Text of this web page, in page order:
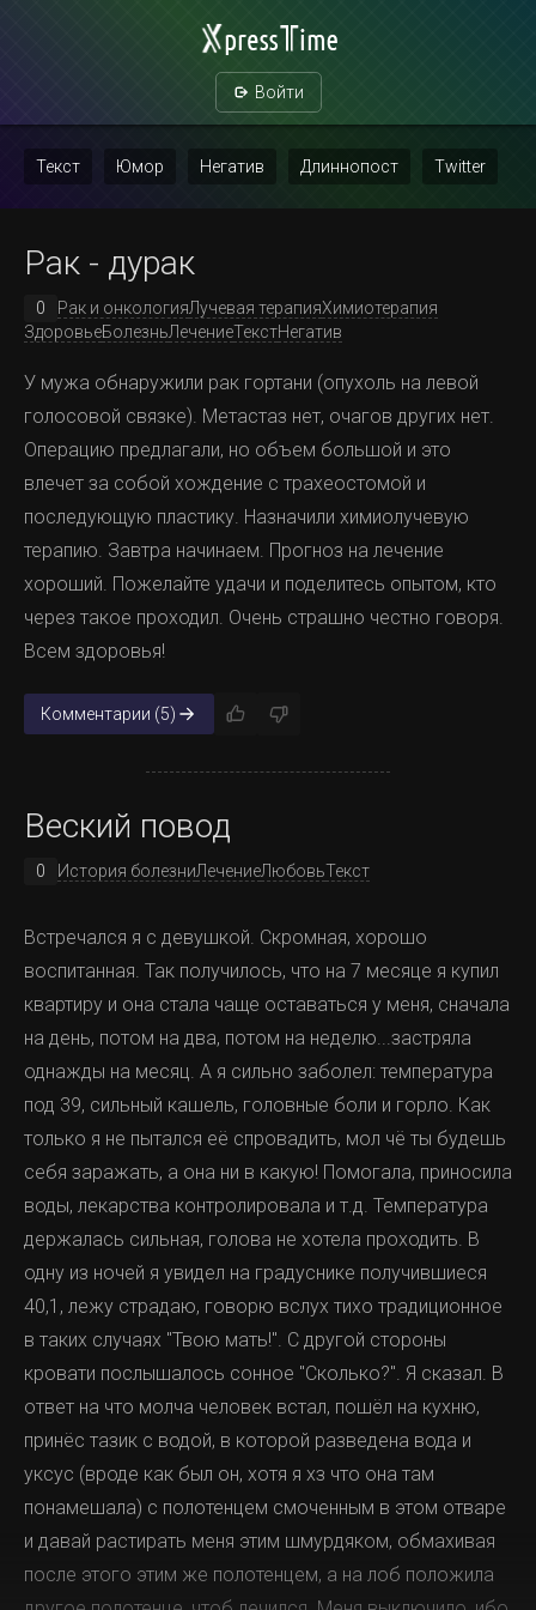
Войти
Текст Юмор Негатив Длиннопост Twitter
Рак - дурак
0 Рак и онкологияЛучевая терапияХимиотерапия
ЗдоровьеБолезньЛечениеТекстНегатив
У мужа обнаружили рак гортани (опухоль на левой
голосовой связке). Метастаз нет, очагов других нет.
Операцию предлагали, но объем большой и это
влечет за собой хождение с трахеостомой и
последующую пластику. Назначили химиолучевую
терапию. Завтра начинаем. Прогноз на лечение
хороший. Пожелайте удачи и поделитесь опытом, кто
через такое проходил. Очень страшно честно говоря.
Всем здоровья!
Комментарии (5)
Веский повод
0 История болезниЛечениеЛюбовьТекст
Встречался я с девушкой. Скромная, хорошо
воспитанная. Так получилось, что на 7 месяце я купил
квартиру и она стала чаще оставаться у меня, сначала
на день, потом на два, потом на неделю...застряла
однажды на месяц. А я сильно заболел: температура
под 39, сильный кашель, головные боли и горло. Как
только я не пытался её спровадить, мол чё ты будешь
себя заражать, а она ни в какую! Помогала, приносила
воды, лекарства контролировала и т.д. Температура
держалась сильная, голова не хотела проходить. В
одну из ночей я увидел на градуснике получившиеся
40,1, лежу страдаю, говорю вслух тихо традиционное
в таких случаях "Твою мать!". С другой стороны
кровати послышалось сонное "Сколько?". Я сказал. В
ответ на что молча человек встал, пошёл на кухню,
принёс тазик с водой, в которой разведена вода и
уксус (вроде как был он, хотя я хз что она там
понамешала) с полотенцем смоченным в этом отваре
и давай растирать меня этим шмурдяком, обмахивая
после этого этим же полотенцем, а на лоб положила